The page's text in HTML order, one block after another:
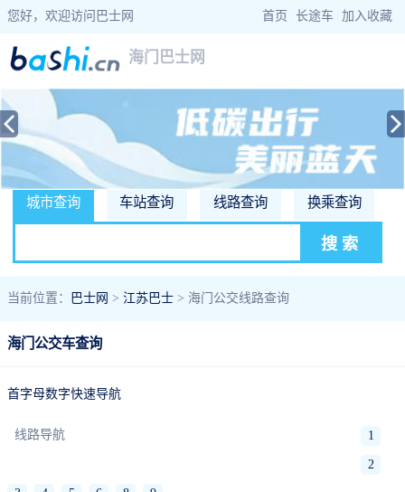
您好，欢迎访问巴士网 首页 长途车 加入收藏
海门巴士网
城市查询 车站查询 线路查询 换乘查询
当前位置： 巴士网 > 江苏巴士 > 海门公交线路查询
海门公交车查询
首字母数字快速导航
线路导航 1
2